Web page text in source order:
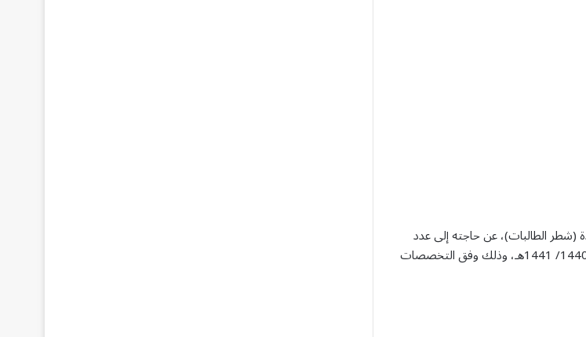
(شطر الطالبات)، عن حاجته إلى عدد
من المتعاونات للتدريس بالقسم للفصل الدراسي الثاني من العام الجامعي الحالي 1440/ 1441هـ، وذلك وفق التخصصات